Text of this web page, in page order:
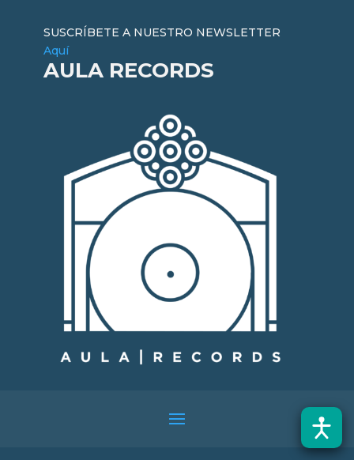
SUSCRÍBETE A NUESTRO NEWSLETTER
Aquí
AULA RECORDS